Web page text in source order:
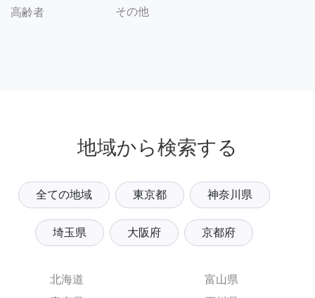
高齢者 その他
地域から検索する
全ての地域 東京都 神奈川県
埼玉県 大阪府 京都府
北海道
富山県